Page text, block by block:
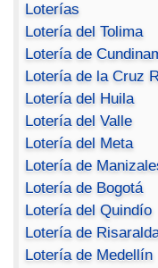
Loterías
Lotería del Tolima
Lotería de
Lotería de la Cruz
Lotería del Huila
Lotería del Valle
Lotería del Meta
Lotería de
Lotería de Bogotá
Lotería del Quindío
Lotería de
Lotería de Medellín